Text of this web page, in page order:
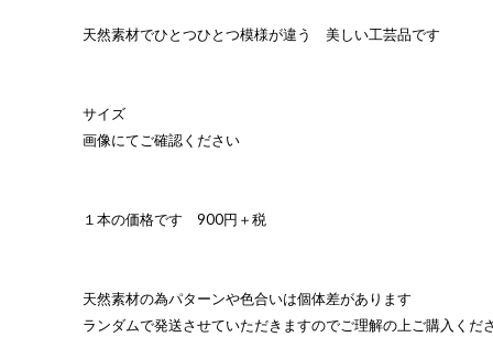
天然素材でひとつひとつ模様が違う 美しい工芸品です
サイズ
画像にてご確認ください
１本の価格です 900円＋税
天然素材の為パターンや色合いは個体差があります
ランダムで発送させていただきますのでご理解の上ご購入くだ